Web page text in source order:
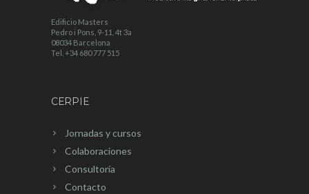
Edificio Masters
Pedro i Pons, 9-11, 4t 3a
08034 Barcelona
Tel. +34 680 777 515
CERPIE
Jornadas y cursos
Colaboraciones
Consultoría
Contacto